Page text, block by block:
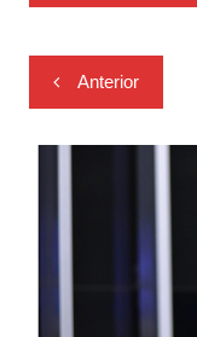
Navegação
de
Post
Anterior